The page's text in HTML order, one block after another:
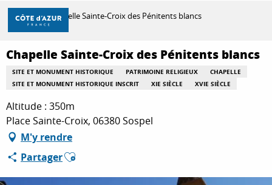
Aller
contenu
principal
DÉCOUVRIR
À FAIRE
SÉJOURNER
Accueil Chapelle Sainte-Croix des Pénitents blancs
Chapelle Sainte-Croix des Pénitents blancs
SITE ET MONUMENT HISTORIQUE PATRIMOINE RELIGIEUX
CHAPELLE
SITE ET MONUMENT HISTORIQUE INSCRIT
XIE SIÈCLE XVIE SIÈCLE
Altitude : 350m
Place Sainte-Croix, 06380 Sospel
M'y rendre
PartagerAjouter aux favoris